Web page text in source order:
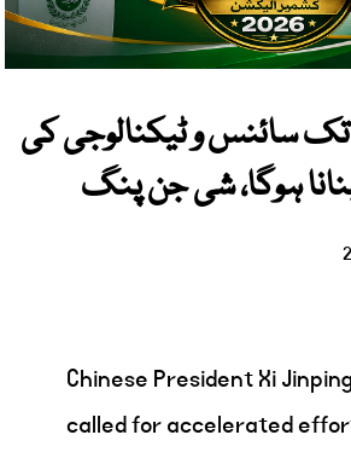
چین کو 2035 تک سائنس و ٹیکنالوجی کی
ہوگا، شی جن پنگ
Chinese President Xi
called for accelerated